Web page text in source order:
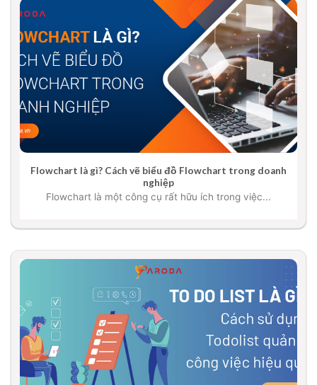
Flowchart là gì? Cách vẽ biểu đồ Flowchart trong doanh
nghiệp
Flowchart là một công cụ rất hữu ích trong việc...